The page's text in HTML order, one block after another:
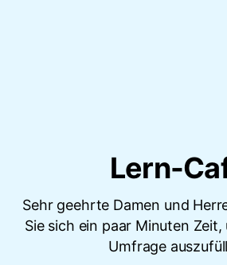
Lern-
Sehr geehrte Damen und
Sie sich ein paar Minuten
Umfrage